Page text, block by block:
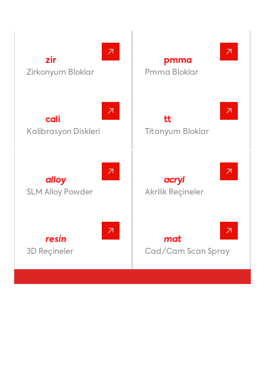
zir
Zirkonyum Bloklar
pmma
Pmma Bloklar
cali
Kalibrasyon Diskleri
tt
Titanyum Bloklar
alloy
SLM Alloy Powder
acryl
Akrilik Reçineler
resin
3D Reçineler
mat
Cad/Cam Scan Spray